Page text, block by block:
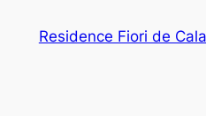
Residence Fiori de